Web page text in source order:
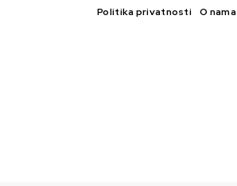
Politika privatnosti O nama